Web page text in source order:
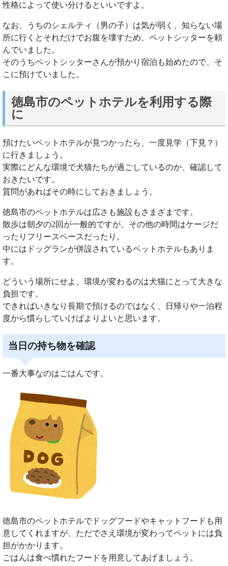
性格によって使い分けるといいですよ。
なお、うちのシェルティ（男の子）は気が弱く、知らない場
所に行くとそれだけでお腹を壊すため、ペットシッターを頼
んでいました。
そのうちペットシッターさんが預かり宿泊も始めたので、そ
こに預けていました。
徳島市のペットホテルを利用する際
に
預けたいペットホテルが見つかったら、一度見学（下見？）
に行きましょう。
実際にどんな環境で犬猫たちが過ごしているのか、確認して
おきたいです。
質問があればその時にしておきましょう。
徳島市のペットホテルは広さも施設もさまざまです。
散歩は朝夕の2回が一般的ですが、その他の時間はケージだ
ったりフリースペースだったり。
中にはドッグランが併設されているペットホテルもありま
す。
どういう場所にせよ、環境が変わるのは犬猫にとって大きな
負担です。
できればいきなり長期で預けるのではなく、日帰りや一泊程
度から慣らしていけばよりよいと思います。
当日の持ち物を確認
一番大事なのはごはんです。
徳島市のペットホテルでドッグフードやキャットフードも用
意してくれますが、ただでさえ環境が変わってペットには負
担がかかります。
ごはんは食べ慣れたフードを用意してあげましょう。